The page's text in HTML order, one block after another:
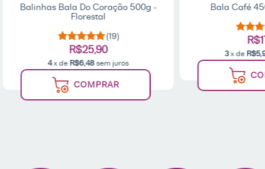
Balinhas Bala Do Coração 500g -
Florestal
(19)
R$25,90
4x deR$6,48sem juros
COMPRAR
Bala Café
3x de